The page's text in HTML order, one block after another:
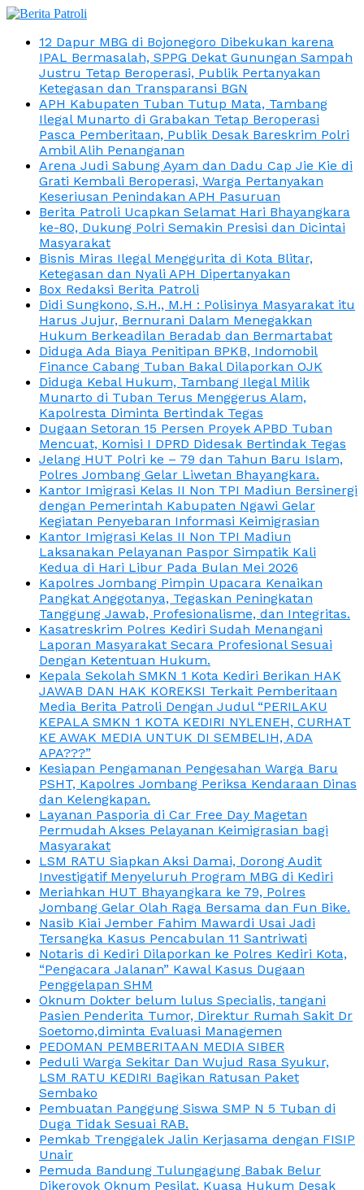
12 Dapur MBG di Bojonegoro Dibekukan karena
IPAL Bermasalah, SPPG Dekat Gunungan Sampah
Justru Tetap Beroperasi, Publik Pertanyakan
Ketegasan dan Transparansi BGN
APH Kabupaten Tuban Tutup Mata, Tambang
Ilegal Munarto di Grabakan Tetap Beroperasi
Pasca Pemberitaan, Publik Desak Bareskrim Polri
Ambil Alih Penanganan
Arena Judi Sabung Ayam dan Dadu Cap Jie Kie di
Grati Kembali Beroperasi, Warga Pertanyakan
Keseriusan Penindakan APH Pasuruan
Berita Patroli Ucapkan Selamat Hari Bhayangkara
ke-80, Dukung Polri Semakin Presisi dan Dicintai
Masyarakat
Bisnis Miras Ilegal Menggurita di Kota Blitar,
Ketegasan dan Nyali APH Dipertanyakan
Box Redaksi Berita Patroli
Didi Sungkono, S.H., M.H : Polisinya Masyarakat itu
Harus Jujur, Bernurani Dalam Menegakkan
Hukum Berkeadilan Beradab dan Bermartabat
Diduga Ada Biaya Penitipan BPKB, Indomobil
Finance Cabang Tuban Bakal Dilaporkan OJK
Diduga Kebal Hukum, Tambang Ilegal Milik
Munarto di Tuban Terus Menggerus Alam,
Kapolresta Diminta Bertindak Tegas
Dugaan Setoran 15 Persen Proyek APBD Tuban
Mencuat, Komisi I DPRD Didesak Bertindak Tegas
Jelang HUT Polri ke – 79 dan Tahun Baru Islam,
Polres Jombang Gelar Liwetan Bhayangkara.
Kantor Imigrasi Kelas II Non TPI Madiun Bersinergi
dengan Pemerintah Kabupaten Ngawi Gelar
Kegiatan Penyebaran Informasi Keimigrasian
Kantor Imigrasi Kelas II Non TPI Madiun
Laksanakan Pelayanan Paspor Simpatik Kali
Kedua di Hari Libur Pada Bulan Mei 2026
Kapolres Jombang Pimpin Upacara Kenaikan
Pangkat Anggotanya, Tegaskan Peningkatan
Tanggung Jawab, Profesionalisme, dan Integritas.
Kasatreskrim Polres Kediri Sudah Menangani
Laporan Masyarakat Secara Profesional Sesuai
Dengan Ketentuan Hukum.
Kepala Sekolah SMKN 1 Kota Kediri Berikan HAK
JAWAB DAN HAK KOREKSI Terkait Pemberitaan
Media Berita Patroli Dengan Judul “PERILAKU
KEPALA SMKN 1 KOTA KEDIRI NYLENEH, CURHAT
KE AWAK MEDIA UNTUK DI SEMBELIH, ADA
APA???”
Kesiapan Pengamanan Pengesahan Warga Baru
PSHT, Kapolres Jombang Periksa Kendaraan Dinas
dan Kelengkapan.
Layanan Pasporia di Car Free Day Magetan
Permudah Akses Pelayanan Keimigrasian bagi
Masyarakat
LSM RATU Siapkan Aksi Damai, Dorong Audit
Investigatif Menyeluruh Program MBG di Kediri
Meriahkan HUT Bhayangkara ke 79, Polres
Jombang Gelar Olah Raga Bersama dan Fun Bike.
Nasib Kiai Jember Fahim Mawardi Usai Jadi
Tersangka Kasus Pencabulan 11 Santriwati
Notaris di Kediri Dilaporkan ke Polres Kediri Kota,
“Pengacara Jalanan” Kawal Kasus Dugaan
Penggelapan SHM
Oknum Dokter belum lulus Specialis, tangani
Pasien Penderita Tumor, Direktur Rumah Sakit Dr
Soetomo,diminta Evaluasi Managemen
PEDOMAN PEMBERITAAN MEDIA SIBER
Peduli Warga Sekitar Dan Wujud Rasa Syukur,
LSM RATU KEDIRI Bagikan Ratusan Paket
Sembako
Pembuatan Panggung Siswa SMP N 5 Tuban di
Duga Tidak Sesuai RAB.
Pemkab Trenggalek Jalin Kerjasama dengan FISIP
Unair
Pemuda Bandung Tulungagung Babak Belur
Dikeroyok Oknum Pesilat, Kuasa Hukum Desak